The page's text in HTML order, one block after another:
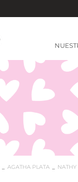
AGATHA PLATA NATHY